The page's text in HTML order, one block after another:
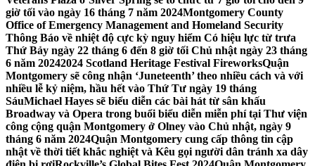
giờ tối vào ngày 16 tháng 7 năm 2024Montgomery County
Office of Emergency Management and Homeland Security
Thông Báo về nhiệt độ cực kỳ nguy hiểm Có hiệu lực từ trưa
Thứ Bảy ngày 22 tháng 6 đến 8 giờ tối Chủ nhật ngày 23 tháng
6 năm 20242024 Scotland Heritage Festival FireworksQuận
Montgomery sẽ công nhận ‘Juneteenth’ theo nhiều cách và với
nhiều lễ kỷ niệm, hầu hết vào Thứ Tư ngày 19 tháng
SáuMichael Hayes sẽ biểu diễn các bài hát từ sân khấu
Broadway và Opera trong buổi biểu diễn miễn phí tại Thư viện
công cộng quận Montgomery ở Olney vào Chủ nhật, ngày 9
tháng 6 năm 2024Quận Montgomery cung cấp thông tin cập
nhật về thời tiết khắc nghiệt và Kêu gọi người dân tránh xa dây